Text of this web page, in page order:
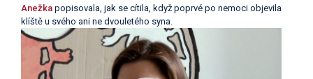
Anežka popisovala, jak se cítila, když poprvé po nemoci objevila
klíště u svého ani ne dvouletého syna.